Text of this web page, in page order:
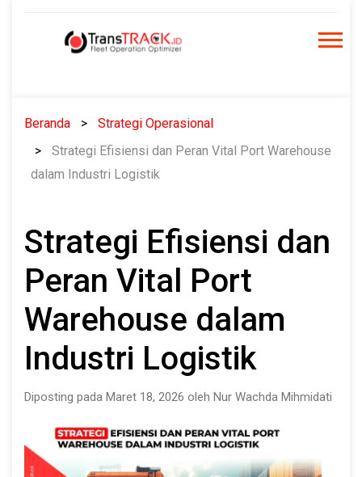
Beranda
Strategi Operasional
Strategi Efisiensi dan Peran Vital Port Warehouse
dalam Industri Logistik
Strategi Efisiensi dan
Peran Vital Port
Warehouse dalam
Industri Logistik
Diposting pada Maret 18, 2026 oleh Nur Wachda Mihmidati